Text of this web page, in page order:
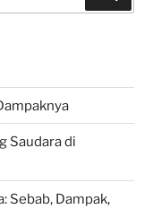
Saudara di
Sebab, Dampak,